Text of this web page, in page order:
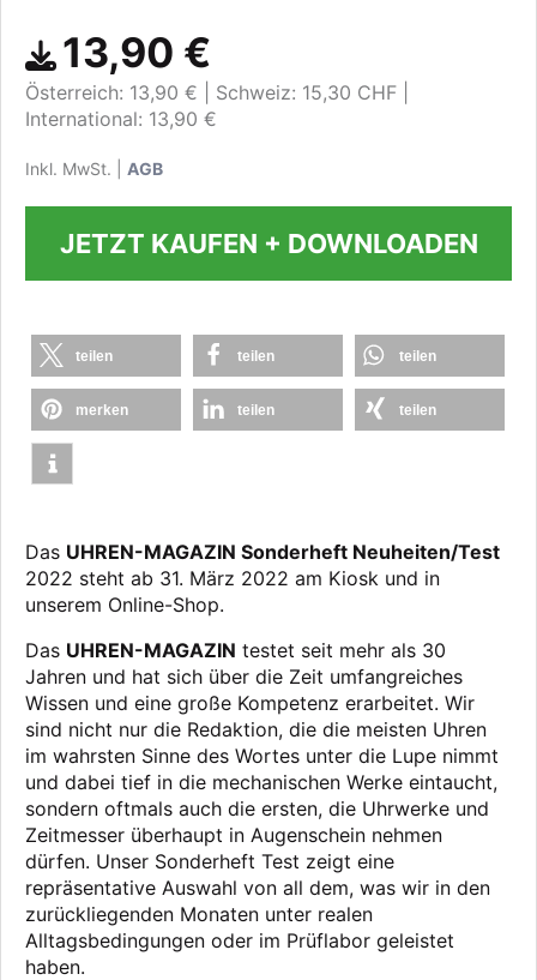
13,90 €
Österreich: 13,90 €
Schweiz: 15,30 CHF
International: 13,90 €
Inkl. MwSt. | AGB
JETZT KAUFEN + DOWNLOADEN
teilen teilen teilen
merken teilen teilen
Das UHREN-MAGAZIN Sonderheft Neuheiten/Test
2022 steht ab 31. März 2022 am Kiosk und in
unserem Online-Shop.
Das UHREN-MAGAZIN testet seit mehr als 30
Jahren und hat sich über die Zeit umfangreiches
Wissen und eine große Kompetenz erarbeitet. Wir
sind nicht nur die Redaktion, die die meisten Uhren
im wahrsten Sinne des Wortes unter die Lupe nimmt
und dabei tief in die mechanischen Werke eintaucht,
sondern oftmals auch die ersten, die Uhrwerke und
Zeitmesser überhaupt in Augenschein nehmen
dürfen. Unser Sonderheft Test zeigt eine
repräsentative Auswahl von all dem, was wir in den
zurückliegenden Monaten unter realen
Alltagsbedingungen oder im Prüflabor geleistet
haben.